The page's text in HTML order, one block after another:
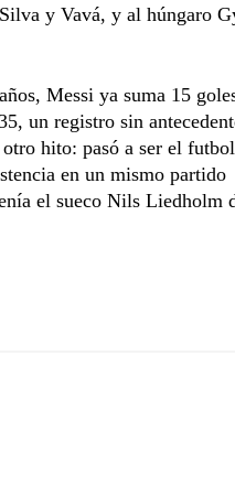
y Vavá, y al húngaro
Messi ya suma 15
un registro sin
hito: pasó a ser el
en un mismo partido
el sueco Nils Liedholm